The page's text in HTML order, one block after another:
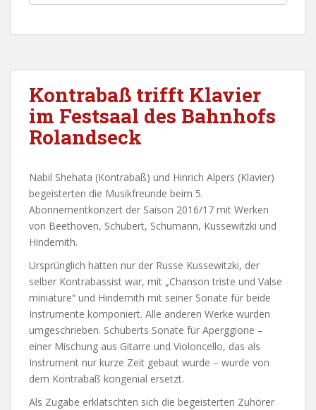
Kontrabaß trifft Klavier
im Festsaal des Bahnhofs
Rolandseck
Nabil Shehata (Kontrabaß) und Hinrich Alpers (Klavier)
begeisterten die Musikfreunde beim 5.
Abonnementkonzert der Saison 2016/17 mit Werken
von Beethoven, Schubert, Schumann, Kussewitzki und
Hindemith.
Ursprünglich hatten nur der Russe Kussewitzki, der
selber Kontrabassist war, mit „Chanson triste und Valse
miniature“ und Hindemith mit seiner Sonate für beide
Instrumente komponiert. Alle anderen Werke wurden
umgeschrieben. Schuberts Sonate für Aperggione –
einer Mischung aus Gitarre und Violoncello, das als
Instrument nur kurze Zeit gebaut wurde – wurde von
dem Kontrabaß kongenial ersetzt.
Als Zugabe erklatschten sich die begeisterten Zuhörer